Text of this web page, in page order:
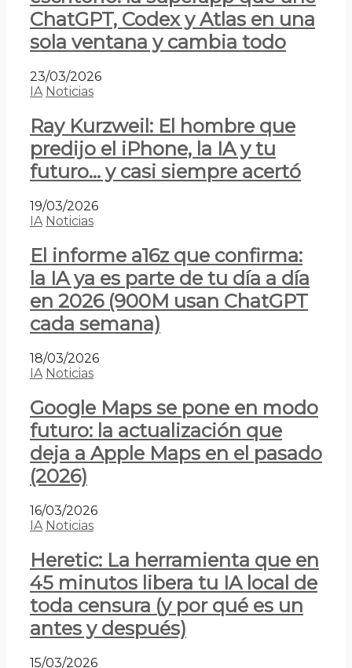
ChatGPT, Codex y Atlas en una
sola ventana y cambia todo
23/03/2026
IA Noticias
Ray Kurzweil: El hombre que
predijo el iPhone, la IA y tu
futuro… y casi siempre acertó
19/03/2026
IA Noticias
El informe a16z que confirma:
la IA ya es parte de tu día a día
en 2026 (900M usan ChatGPT
cada semana)
18/03/2026
IA Noticias
Google Maps se pone en modo
futuro: la actualización que
deja a Apple Maps en el pasado
(2026)
16/03/2026
IA Noticias
Heretic: La herramienta que en
45 minutos libera tu IA local de
toda censura (y por qué es un
antes y después)
15/03/2026